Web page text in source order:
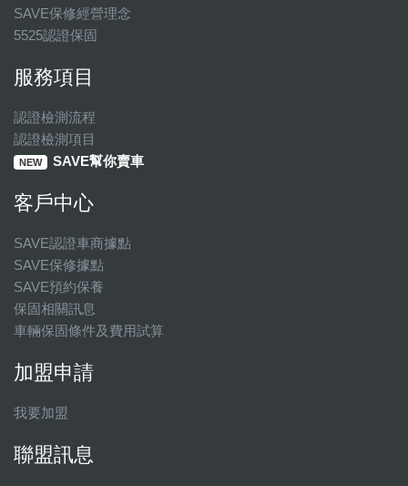
SAVE保修經營理念
5525認證保固
服務項目
認證檢測流程
認證檢測項目
NEW SAVE幫你賣車
客戶中心
SAVE認證車商據點
SAVE保修據點
SAVE預約保養
保固相關訊息
車輛保固條件及費用試算
加盟申請
我要加盟
聯盟訊息